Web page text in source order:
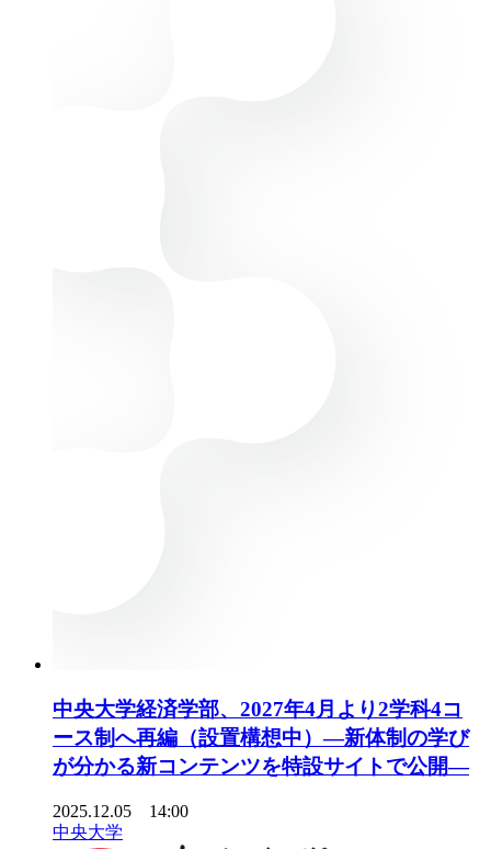
中央大学経済学部、2027年4月より2学科4コ
ース制へ再編（設置構想中）―新体制の学び
が分かる新コンテンツを特設サイトで公開―
2025.12.05 14:00
中央大学